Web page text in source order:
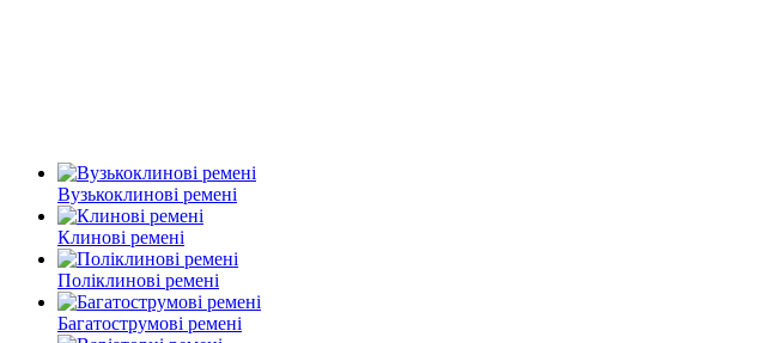
Вузькоклинові ремені
Клинові ремені
Поліклинові ремені
Багатострумові ремені